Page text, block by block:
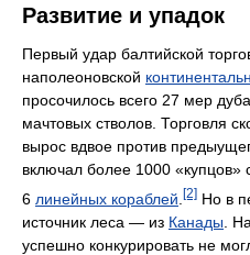
Развитие и упадок
Первый удар балтийской
наполеоновской
просочилось всего 27 мер
мачтовых стволов. Торговля
вырос вдвое против
включал более 1000
6 линейных кораблей [2] Но в
источник леса — из Канады .
успешно конкурировать не